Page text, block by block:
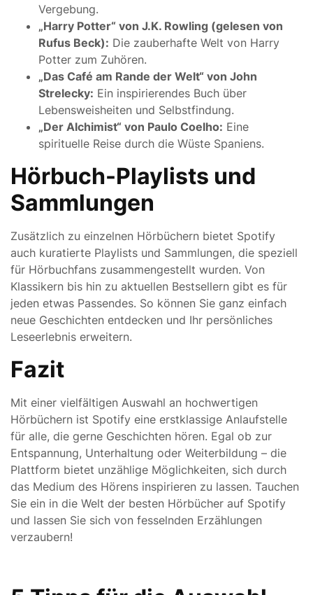
Vergebung.
„Harry Potter“ von J.K. Rowling (gelesen von
Rufus Beck): Die zauberhafte Welt von Harry
Potter zum Zuhören.
„Das Café am Rande der Welt“ von John
Strelecky: Ein inspirierendes Buch über
Lebensweisheiten und Selbstfindung.
„Der Alchimist“ von Paulo Coelho: Eine
spirituelle Reise durch die Wüste Spaniens.
Hörbuch-Playlists und
Sammlungen
Zusätzlich zu einzelnen Hörbüchern bietet Spotify
auch kuratierte Playlists und Sammlungen, die speziell
für Hörbuchfans zusammengestellt wurden. Von
Klassikern bis hin zu aktuellen Bestsellern gibt es für
jeden etwas Passendes. So können Sie ganz einfach
neue Geschichten entdecken und Ihr persönliches
Leseerlebnis erweitern.
Fazit
Mit einer vielfältigen Auswahl an hochwertigen
Hörbüchern ist Spotify eine erstklassige Anlaufstelle
für alle, die gerne Geschichten hören. Egal ob zur
Entspannung, Unterhaltung oder Weiterbildung – die
Plattform bietet unzählige Möglichkeiten, sich durch
das Medium des Hörens inspirieren zu lassen. Tauchen
Sie ein in die Welt der besten Hörbücher auf Spotify
und lassen Sie sich von fesselnden Erzählungen
verzaubern!